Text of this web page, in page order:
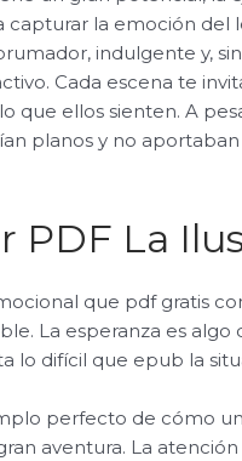
capturar la emoción del
indulgente y,
Cada escena te
que ellos sienten. A
planos y no
PDF La
que pdf gratis
La esperanza es
lo difícil que epub la
perfecto de cómo
aventura. La